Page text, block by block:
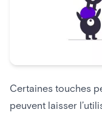
Certaines touches
peuvent laisser